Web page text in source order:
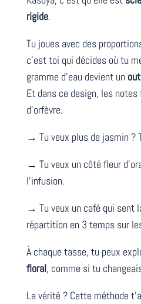
rigide.
Tu joues avec des
c’est toi qui décides où tu
gramme d’eau devient un
Et dans ce design, les
d’orfèvre.
→ Tu veux plus de jasmin ?
→ Tu veux un côté fleur
l’infusion.
→ Tu veux un café qui sent
répartition en 3 temps sur
À chaque tasse, tu peux
floral, comme si tu
La vérité ? Cette méthode